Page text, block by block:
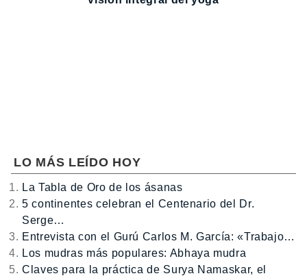
LO MÁS LEÍDO HOY
La Tabla de Oro de los ásanas
5 continentes celebran el Centenario del Dr.
Serge…
Entrevista con el Gurú Carlos M. García: «Trabajo…
Los mudras más populares: Abhaya mudra
Claves para la práctica de Surya Namaskar, el